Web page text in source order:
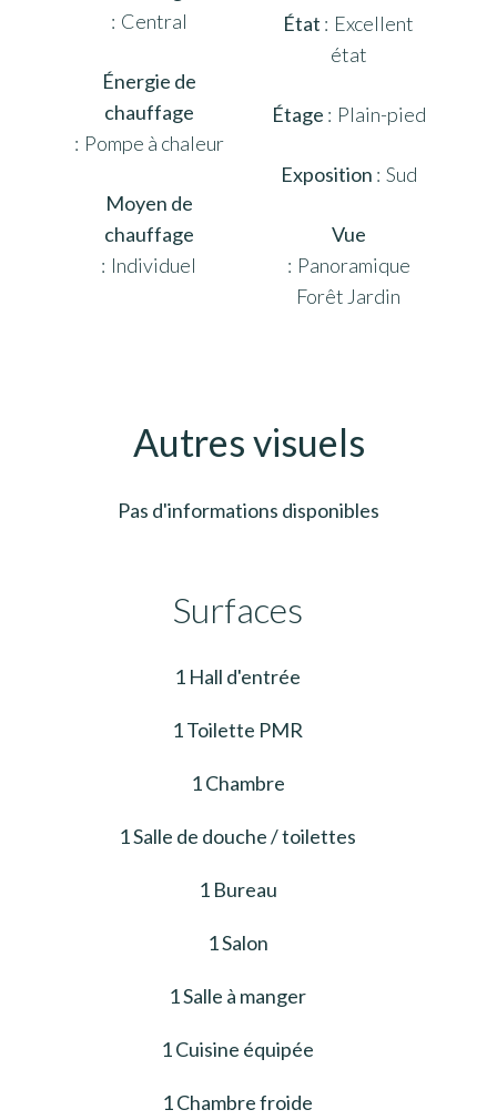
Central
Énergie de
chauffage
Pompe à chaleur
Moyen de
chauffage
Individuel
État
Excellent
état
Étage Plain-pied
Exposition Sud
Vue
Panoramique
Forêt Jardin
Autres visuels
Pas d'informations disponibles
Surfaces
1 Hall d'entrée
1 Toilette PMR
1 Chambre
1 Salle de douche / toilettes
1 Bureau
1 Salon
1 Salle à manger
1 Cuisine équipée
1 Chambre froide